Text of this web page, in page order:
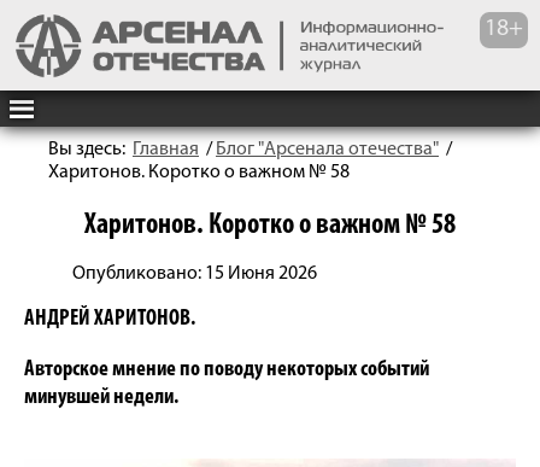
Вы здесь: Главная / Блог "Арсенала отечества" /
Харитонов. Коротко о важном № 58
Харитонов. Коротко о важном № 58
Опубликовано: 15 Июня 2026
АНДРЕЙ ХАРИТОНОВ.
Авторское мнение по поводу некоторых событий
минувшей недели.